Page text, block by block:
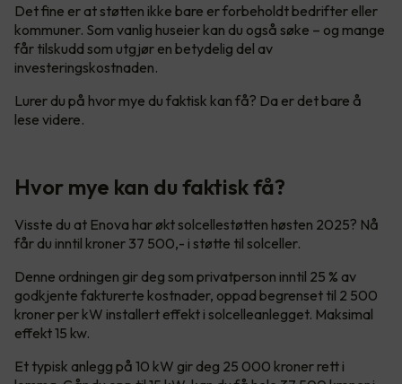
Det fine er at støtten ikke bare er forbeholdt bedrifter eller
kommuner. Som vanlig huseier kan du også søke – og mange
får tilskudd som utgjør en betydelig del av
investeringskostnaden.
Lurer du på hvor mye du faktisk kan få? Da er det bare å
lese videre.
Hvor mye kan du faktisk få?
Visste du at Enova har økt solcellestøtten høsten 2025? Nå
får du inntil kroner 37 500,- i støtte til solceller.
Denne ordningen gir deg som privatperson inntil 25 % av
godkjente fakturerte kostnader, oppad begrenset til 2 500
kroner per kW installert effekt i solcelleanlegget. Maksimal
effekt 15 kw.
Et typisk anlegg på 10 kW gir deg 25 000 kroner rett i